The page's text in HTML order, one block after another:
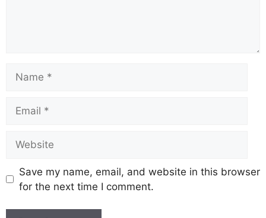
Save my name, email, and website in this browser
for the next time I comment.